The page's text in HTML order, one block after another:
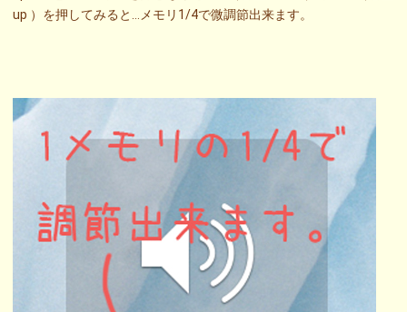
up ）を押してみると…メモリ1/4で微調節出来ます。